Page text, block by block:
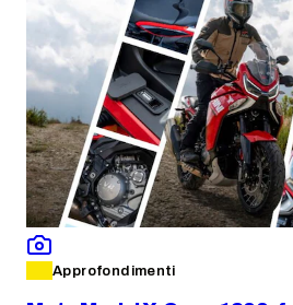
Approfondimenti